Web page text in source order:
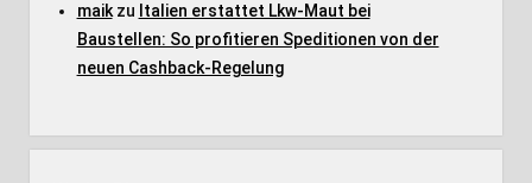
maikzu Italien erstattet Lkw-Maut bei
Baustellen: So profitieren Speditionen von der
neuen Cashback-Regelung